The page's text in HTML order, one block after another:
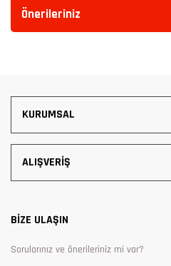
Önerileriniz
KURUMSAL
ALIŞVERİŞ
BİZE ULAŞIN
Sorularınız ve önerileriniz mi var?